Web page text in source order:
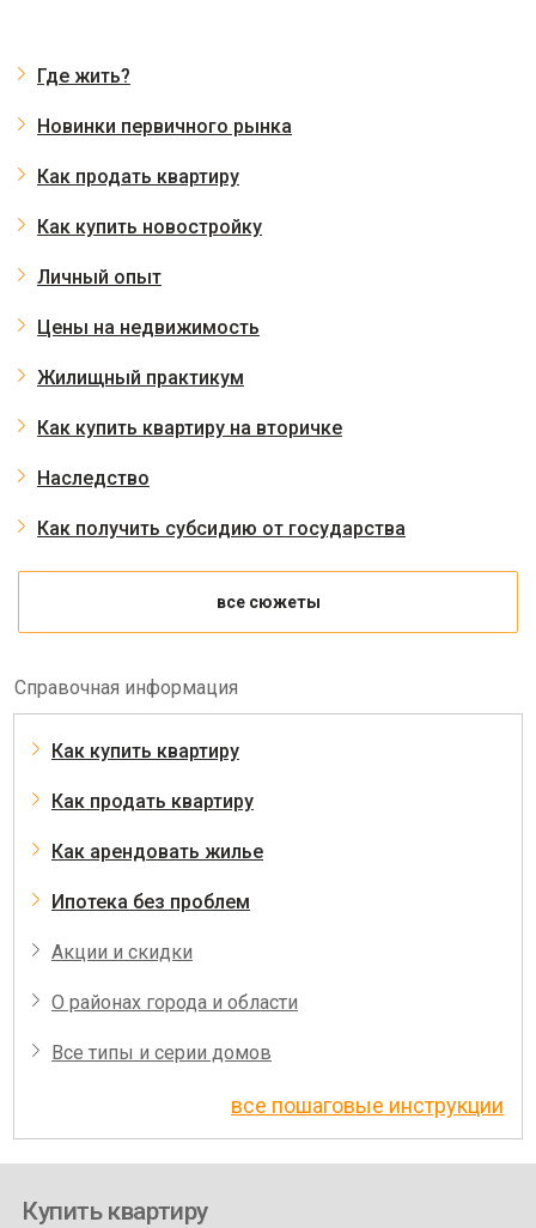
Где жить?
Новинки первичного рынка
Как продать квартиру
Как купить новостройку
Личный опыт
Цены на недвижимость
Жилищный практикум
Как купить квартиру на вторичке
Наследство
Как получить субсидию от государства
все сюжеты
Справочная информация
Как купить квартиру
Как продать квартиру
Как арендовать жилье
Ипотека без проблем
Акции и скидки
О районах города и области
Все типы и серии домов
все пошаговые инструкции
Купить квартиру